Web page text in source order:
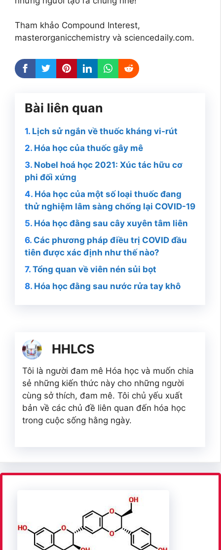
Tham khảo Compound Interest,
masterorganicchemistry và sciencedaily.com.
Bài liên quan
Lịch sử ngắn về thuốc kháng vi-rút
Hóa học của thuốc gây mê
Nobel hoá học 2021: Xúc tác hữu cơ
phi đối xứng
Hóa học của một số loại thuốc đang
thử nghiệm lâm sàng chống lại COVID-19
Hóa học đằng sau cây xuyên tâm liên
Các phương pháp điều trị COVID đầu
tiên được xác định như thế nào?
Tổng quan về viên nén sủi bọt
Hóa học đằng sau nước rửa tay khô
HHLCS
Tôi là người đam mê Hóa học và muốn chia
sẻ những kiến thức này cho những người
cùng sở thích, đam mê. Tôi chủ yếu xuất
bản về các chủ đề liên quan đến hóa học
trong cuộc sống hằng ngày.